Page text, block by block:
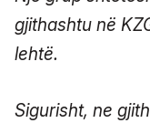
gjithashtu në
lehtë.
Sigurisht, ne